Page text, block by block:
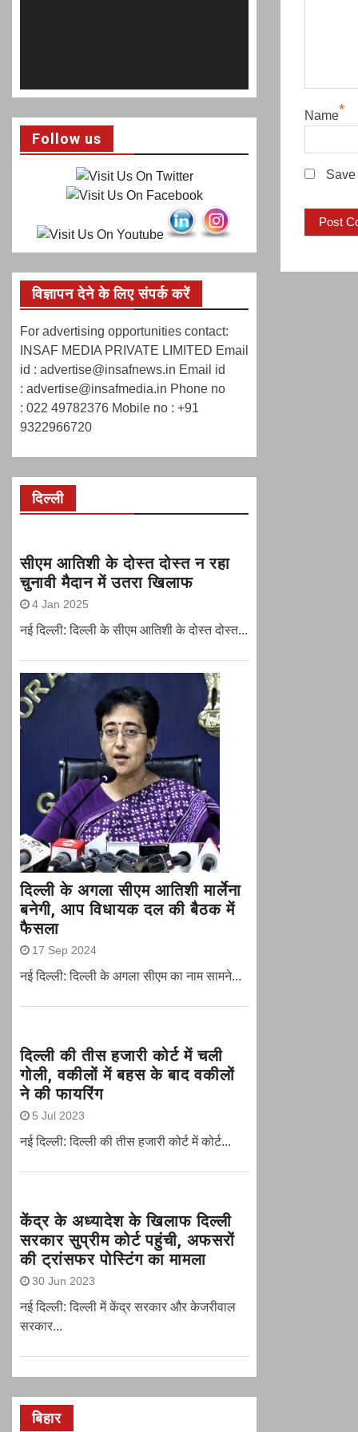
Name*
Follow us
विज्ञापन देने के लिए संपर्क करें
For advertising opportunities contact:
INSAF MEDIA PRIVATE LIMITED Email
id : advertise@insafnews.in Email id
: advertise@insafmedia.in Phone no
: 022 49782376 Mobile no : +91
9322966720
दिल्ली
सीएम आतिशी के दोस्त दोस्त न रहा
चुनावी मैदान में उतरा खिलाफ
4 Jan 2025
नई दिल्ली: दिल्ली के सीएम आतिशी के दोस्त दोस्त...
दिल्ली के अगला सीएम आतिशी मार्लेना
बनेगी, आप विधायक दल की बैठक में
फैसला
17 Sep 2024
नई दिल्ली: दिल्ली के अगला सीएम का नाम सामने...
दिल्ली की तीस हजारी कोर्ट में चली
गोली, वकीलों में बहस के बाद वकीलों
ने की फायरिंग
5 Jul 2023
नई दिल्ली: दिल्ली की तीस हजारी कोर्ट में कोर्ट...
केंद्र के अध्यादेश के खिलाफ दिल्ली
सरकार सुप्रीम कोर्ट पहुंची, अफसरों
की ट्रांसफर पोस्टिंग का मामला
30 Jun 2023
नई दिल्‍ली: दिल्ली में केंद्र सरकार और केजरीवाल
सरकार...
बिहार